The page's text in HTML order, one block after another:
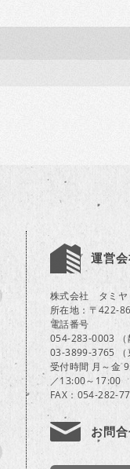
運営
株式会社 タミヤ
所在地：〒422-
電話番号
054-283-0003 （
03-3899-3765 （
受付時間 月～金
／13:00～17:00
FAX：054-282-
お問